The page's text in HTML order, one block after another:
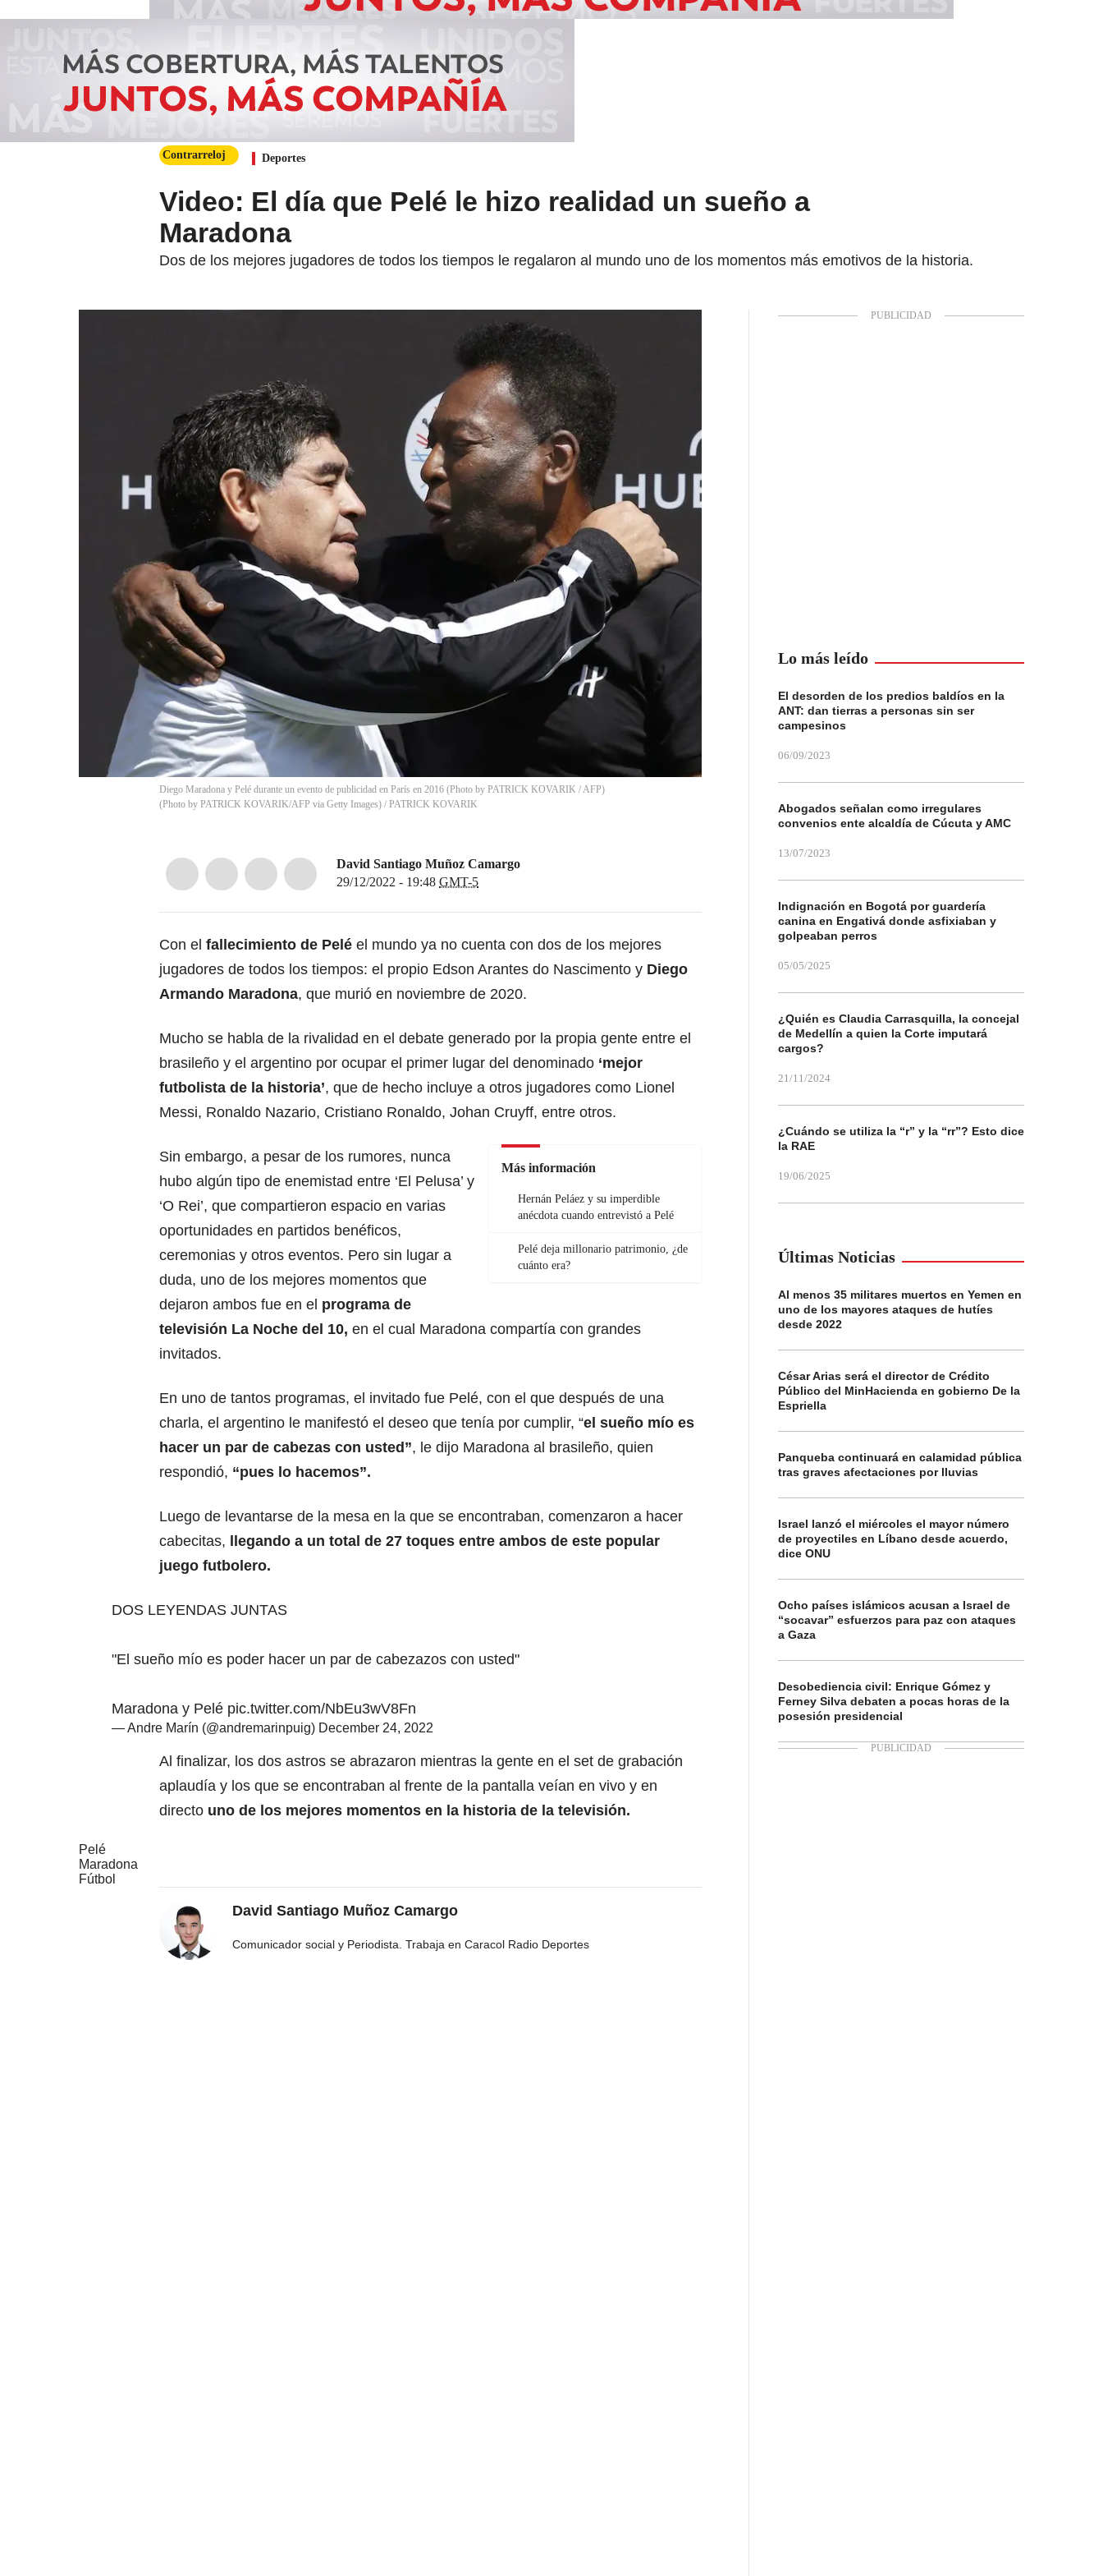
Contrarreloj Deportes
Video: El día que Pelé le hizo realidad un sueño a
Maradona
Dos de los mejores jugadores de todos los tiempos le regalaron al mundo uno de los momentos más emotivos de la historia.
Diego Maradona y Pelé durante un evento de publicidad en París en 2016 (Photo by PATRICK KOVARIK / AFP)
(Photo by PATRICK KOVARIK/AFP via Getty Images) / PATRICK KOVARIK
David Santiago Muñoz Camargo
29/12/2022 - 19:48 GMT-5
Con el fallecimiento de Pelé el mundo ya no cuenta con dos de los mejores
jugadores de todos los tiempos: el propio Edson Arantes do Nascimento y Diego
Armando Maradona, que murió en noviembre de 2020.
Mucho se habla de la rivalidad en el debate generado por la propia gente entre el
brasileño y el argentino por ocupar el primer lugar del denominado ‘mejor
futbolista de la historia’, que de hecho incluye a otros jugadores como Lionel
Messi, Ronaldo Nazario, Cristiano Ronaldo, Johan Cruyff, entre otros.
Más información
Hernán Peláez y su imperdible
anécdota cuando entrevistó a Pelé
Pelé deja millonario patrimonio, ¿de
cuánto era?
Sin embargo, a pesar de los rumores, nunca
hubo algún tipo de enemistad entre ‘El Pelusa’ y
‘O Rei’, que compartieron espacio en varias
oportunidades en partidos benéficos,
ceremonias y otros eventos. Pero sin lugar a
duda, uno de los mejores momentos que
dejaron ambos fue en el programa de
televisión La Noche del 10, en el cual Maradona compartía con grandes
invitados.
En uno de tantos programas, el invitado fue Pelé, con el que después de una
charla, el argentino le manifestó el deseo que tenía por cumplir, “el sueño mío es
hacer un par de cabezas con usted”, le dijo Maradona al brasileño, quien
respondió, “pues lo hacemos”.
Luego de levantarse de la mesa en la que se encontraban, comenzaron a hacer
cabecitas,
llegando a un total de 27 toques entre ambos de este popular
juego futbolero.
DOS LEYENDAS JUNTAS
"El sueño mío es poder hacer un par de cabezazos con usted"
Maradona y Pelé pic.twitter.com/NbEu3wV8Fn
— Andre Marín (@andremarinpuig) December 24, 2022
Al finalizar, los dos astros se abrazaron mientras la gente en el set de grabación
aplaudía y los que se encontraban al frente de la pantalla veían en vivo y en
directo uno de los mejores momentos en la historia de la televisión.
Pelé
Maradona
Fútbol
David Santiago Muñoz Camargo
Comunicador social y Periodista. Trabaja en Caracol Radio Deportes
Lo más leído
El desorden de los predios baldíos en la
ANT: dan tierras a personas sin ser
campesinos
06/09/2023
Abogados señalan como irregulares
convenios ente alcaldía de Cúcuta y AMC
13/07/2023
Indignación en Bogotá por guardería
canina en Engativá donde asfixiaban y
golpeaban perros
05/05/2025
¿Quién es Claudia Carrasquilla, la concejal
de Medellín a quien la Corte imputará
cargos?
21/11/2024
¿Cuándo se utiliza la “r” y la “rr”? Esto dice
la RAE
19/06/2025
Últimas Noticias
Al menos 35 militares muertos en Yemen en
uno de los mayores ataques de hutíes
desde 2022
César Arias será el director de Crédito
Público del MinHacienda en gobierno De la
Espriella
Panqueba continuará en calamidad pública
tras graves afectaciones por lluvias
Israel lanzó el miércoles el mayor número
de proyectiles en Líbano desde acuerdo,
dice ONU
Ocho países islámicos acusan a Israel de
“socavar” esfuerzos para paz con ataques
a Gaza
Desobediencia civil: Enrique Gómez y
Ferney Silva debaten a pocas horas de la
posesión presidencial